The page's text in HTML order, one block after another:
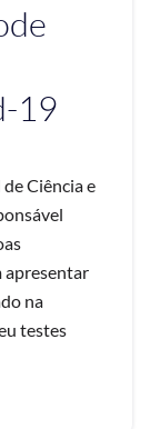
19
Ciência e
apresentar
na
testes